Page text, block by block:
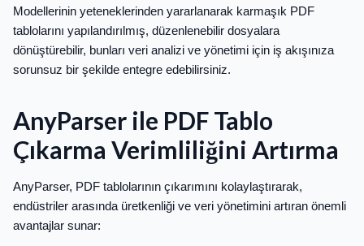
Modellerinin yeteneklerinden yararlanarak karmaşık PDF
tablolarını yapılandırılmış, düzenlenebilir dosyalara
dönüştürebilir, bunları veri analizi ve yönetimi için iş akışınıza
sorunsuz bir şekilde entegre edebilirsiniz.
AnyParser ile PDF Tablo
Çıkarma Verimliliğini Artırma
AnyParser, PDF tablolarının çıkarımını kolaylaştırarak,
endüstriler arasında üretkenliği ve veri yönetimini artıran önemli
avantajlar sunar: